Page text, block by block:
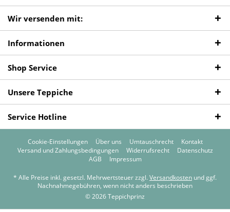
Wir versenden mit:
Informationen
Shop Service
Unsere Teppiche
Service Hotline
Cookie-Einstellungen Über uns Umtauschrecht
Kontakt
Versand und Zahlungsbedingungen
Widerrufsrecht
Datenschutz
AGB
Impressum
* Alle Preise inkl. gesetzl. Mehrwertsteuer zzgl. Versandkosten und ggf.
Nachnahmegebühren, wenn nicht anders beschrieben
© 2026 Teppichprinz